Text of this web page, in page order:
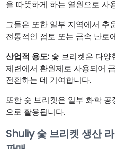
을 따뜻하게 하는 열원으로 사
그들은 또한 일부 지역에서 추
전통적인 점토 또는 금속 난로
산업적 용도: 숯 브리켓은 다양
제련에서 환원제로 사용되어
전환하는 데 기여합니다.
또한 숯 브리켓은 일부 화학
으로 활용됩니다.
Shuliy 숯 브리켓 생산